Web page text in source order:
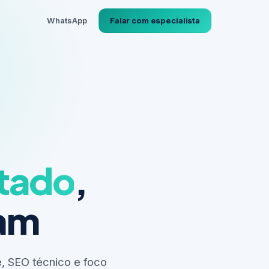
WhatsApp Falar com especialista
,
SEO técnico e foco